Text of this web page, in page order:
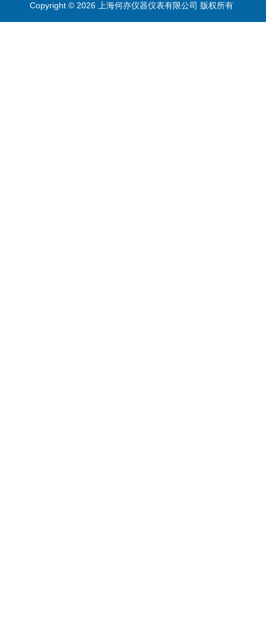
Copyright © 2026 上海何亦仪器仪表有限公司 版权所有